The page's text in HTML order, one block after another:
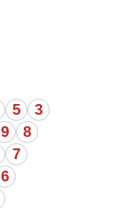
5
3
9
8
7
6